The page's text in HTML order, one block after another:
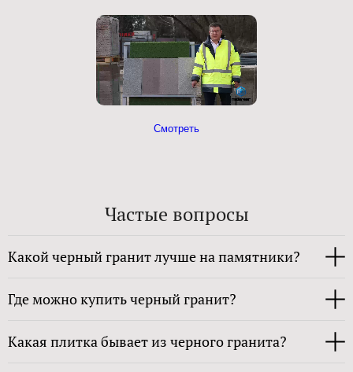
Смотреть
Частые вопросы
Какой черный гранит лучше на памятники?
Где можно купить черный гранит?
Какая плитка бывает из черного гранита?